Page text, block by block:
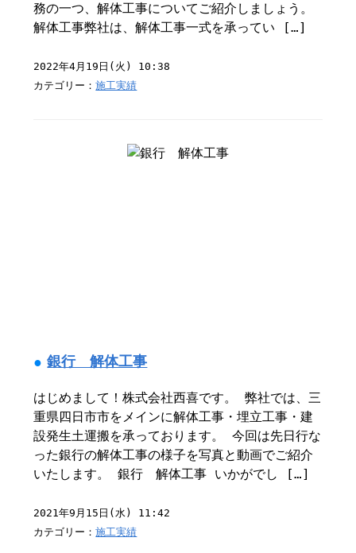
務の一つ、解体工事についてご紹介しましょう。
解体工事弊社は、解体工事一式を承ってい […]
2022年4月19日(火) 10:38
カテゴリー：施工実績
銀行 解体工事
はじめまして！株式会社西喜です。 弊社では、三
重県四日市市をメインに解体工事・埋立工事・建
設発生土運搬を承っております。 今回は先日行な
った銀行の解体工事の様子を写真と動画でご紹介
いたします。 銀行 解体工事 いかがでし […]
2021年9月15日(水) 11:42
カテゴリー：施工実績